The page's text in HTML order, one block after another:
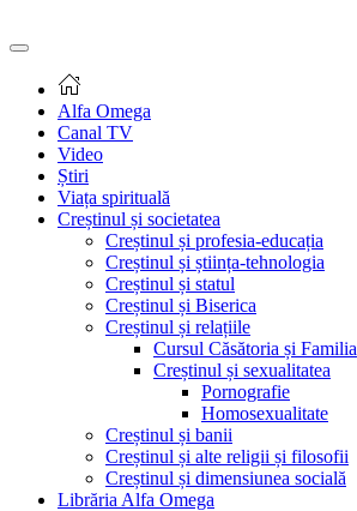
Alfa Omega
Canal TV
Video
Știri
Viața spirituală
Creștinul și societatea
Creștinul și profesia-educația
Creștinul și știința-tehnologia
Creștinul și statul
Creștinul și Biserica
Creștinul și relațiile
Cursul Căsătoria și Familia
Creștinul și sexualitatea
Pornografie
Homosexualitate
Creștinul și banii
Creștinul și alte religii și filosofii
Creștinul și dimensiunea socială
Librăria Alfa Omega